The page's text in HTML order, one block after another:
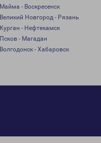
Майма - Воскресенск
Великий Новгород - Рязань
Курган - Нефтекамск
Псков - Магадан
Волгодонск - Хабаровск